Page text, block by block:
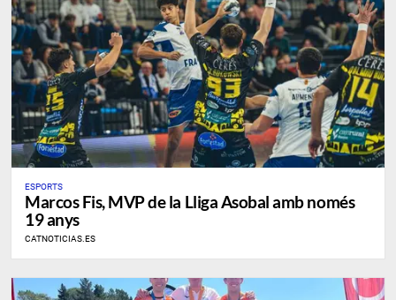
ESPORTS
​Marcos Fis, MVP de la Lliga Asobal amb només
19 anys
CATNOTICIAS.ES